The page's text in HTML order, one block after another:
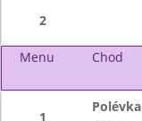
2
Menu Chod
1
Polévka